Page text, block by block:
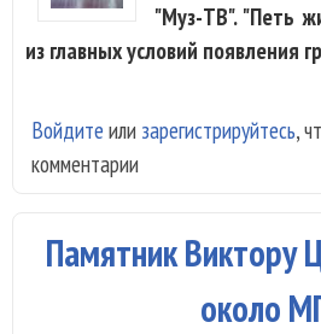
"Муз-ТВ". "Петь
из главных условий появления
Войдите или зарегистрируйтесь,
комментарии
Памятник Виктору
около